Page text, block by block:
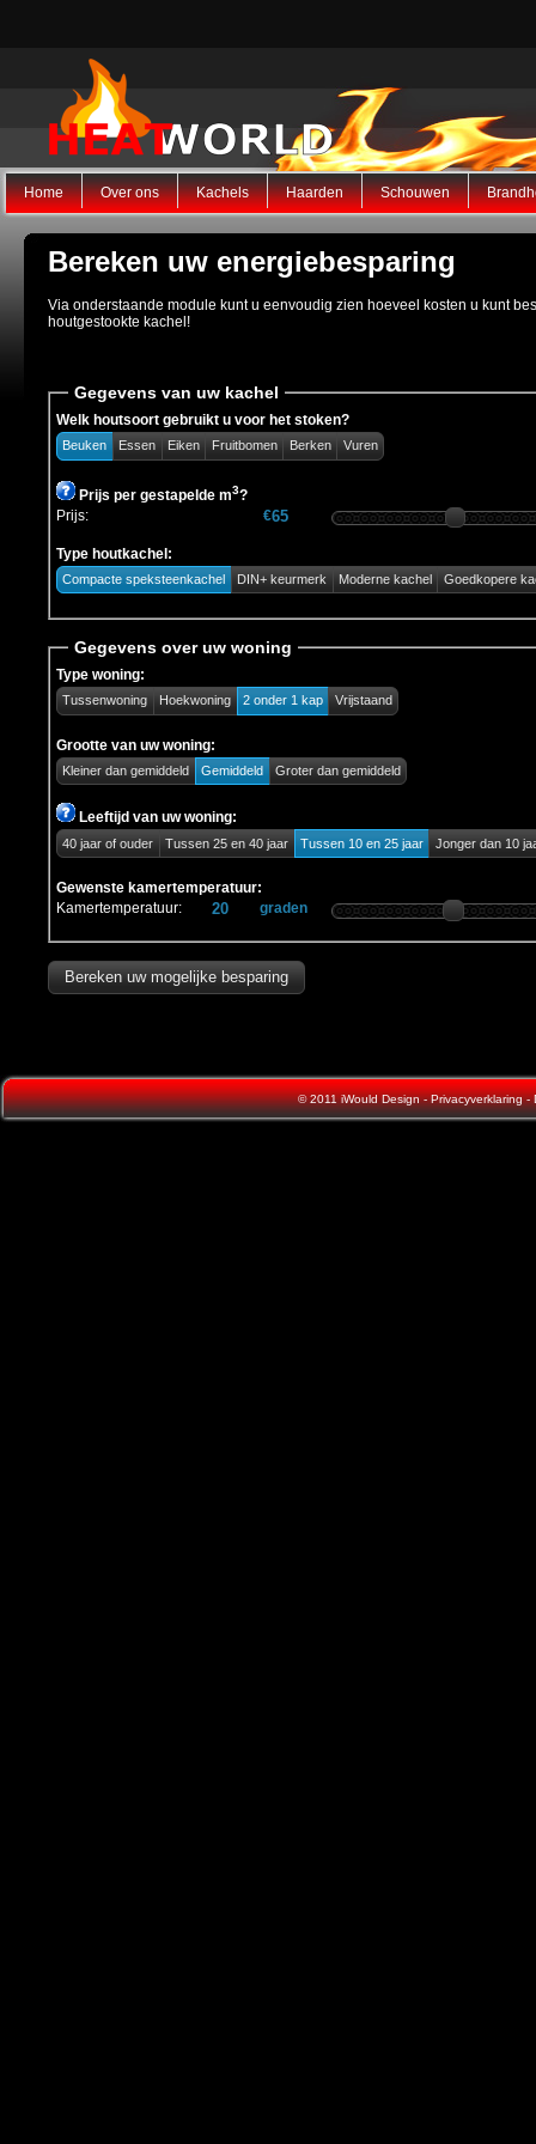
Home Over ons Kachels Haarden Schouwen
Bereken uw energiebesparing
Via onderstaande module kunt u eenvoudig zien hoeveel kosten u kunt
houtgestookte kachel!
Gegevens van uw kachel
Welk houtsoort gebruikt u voor het stoken?
Beuken Essen Eiken Fruitbomen Berken Vuren
Prijs per gestapelde m3?
Prijs:
€
Type houtkachel:
Compacte speksteenkachel DIN+ keurmerk Moderne kachel Goedkopere
Gegevens over uw woning
Type woning:
Tussenwoning Hoekwoning 2 onder 1 kap Vrijstaand
Grootte van uw woning:
Kleiner dan gemiddeld Gemiddeld Groter dan gemiddeld
Leeftijd van uw woning:
40 jaar of ouder Tussen 25 en 40 jaar Tussen 10 en 25 jaar Jonger dan 10
Gewenste kamertemperatuur:
Kamertemperatuur:
graden
© 2011iWould Design-Privacyverklaring-